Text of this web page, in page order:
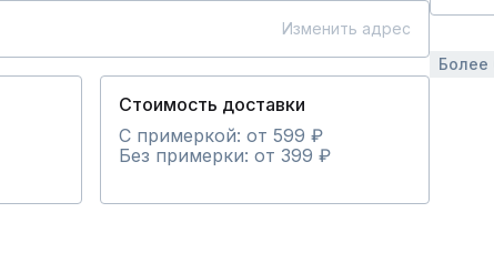
Изменить адрес
Стоимость доставки
С примеркой: от 599 ₽
Без примерки: от 399 ₽
Более